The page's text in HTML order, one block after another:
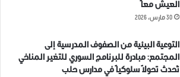
العيش معاً
30 مارس، 2026
التوعية البيئية من الصفوف المدرسية إلى
المجتمع: مبادرة للبرنامج السوري للتغير المناخي
تُحدث تحولاً سلوكياً في مدارس حلب